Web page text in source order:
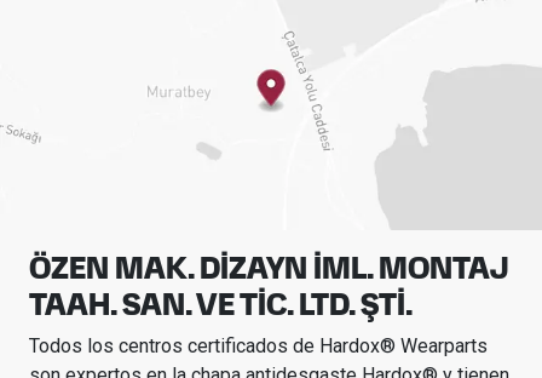
ÖZEN MAK. DİZAYN İML. MONTAJ
TAAH. SAN. VE TİC. LTD. ŞTİ.
Todos los centros certificados de Hardox® Wearparts